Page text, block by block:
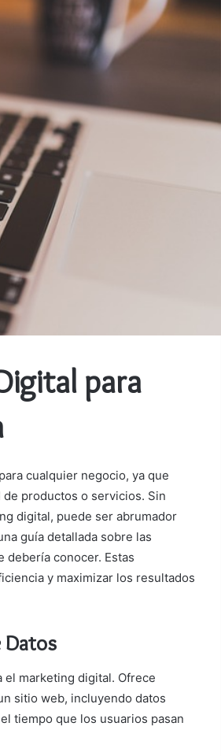
para
cualquier negocio, ya que
productos o servicios. Sin
digital, puede ser abrumador
guía detallada sobre las
conocer. Estas
y maximizar los resultados
Datos
el marketing digital. Ofrece
sitio web, incluyendo datos
tiempo que los usuarios pasan